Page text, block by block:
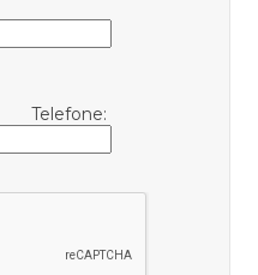
Telefone: